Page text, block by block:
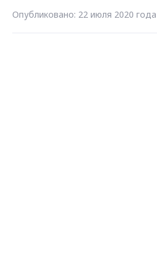
Опубликовано: 22 июля 2020 года